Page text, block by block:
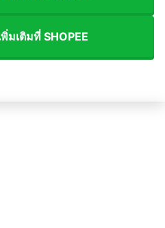
มเติมที่ SHOPEE